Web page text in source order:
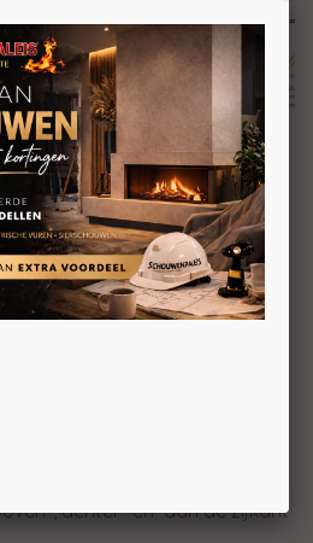
8,5kW
zijaansluiting
Plus
van 27 centimeter het
is naar een krachtige en
kleine ruimte. Deze veelzijdige
om het
, achter- en aan de zijkant